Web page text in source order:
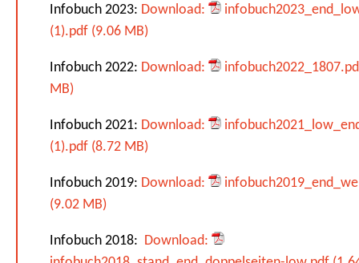
Infobuch 2023: Download:
(1).pdf (9.06 MB)
Infobuch 2022: Download:
MB)
Infobuch 2021: Download:
(1).pdf (8.72 MB)
Infobuch 2019: Download:
(9.02 MB)
Infobuch 2018: Download: